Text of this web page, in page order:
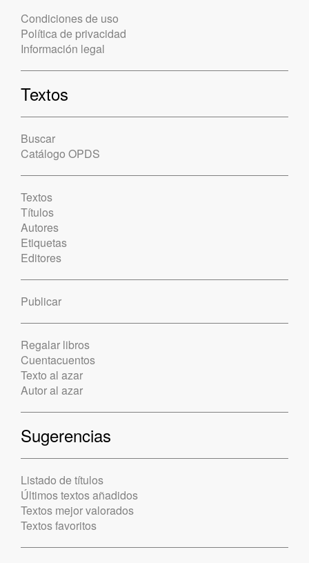
Condiciones de uso
Política de privacidad
Información legal
Textos
Buscar
Catálogo OPDS
Textos
Títulos
Autores
Etiquetas
Editores
Publicar
Regalar libros
Cuentacuentos
Texto al azar
Autor al azar
Sugerencias
Listado de títulos
Últimos textos añadidos
Textos mejor valorados
Textos favoritos